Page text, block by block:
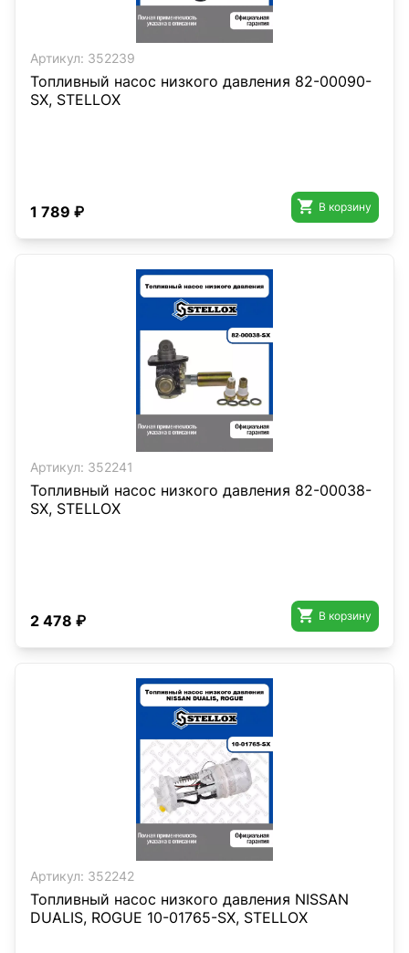
Артикул: 352239
Топливный насос низкого давления 82-00090-
SX, STELLOX
1 789 ₽  В корзину
Артикул: 352241
Топливный насос низкого давления 82-00038-
SX, STELLOX
2 478 ₽  В корзину
Артикул: 352242
Топливный насос низкого давления NISSAN
DUALIS, ROGUE 10-01765-SX, STELLOX